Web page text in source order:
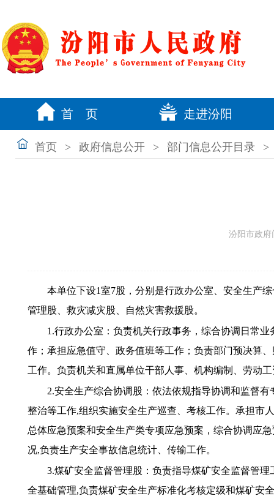
首 页 走进汾阳
首页 > 政府信息公开 > 部门信息公开目录 >
汾阳市政
本单位下设1室7股，分别是行政办公室、安全生产
管理股、救灾减灾股、自然灾害救援股。
1.行政办公室：负责机关行政事务，综合协调日常
作；承担应急值守、政务值班等工作；负责部门预决算
工作。负责机关和直属单位干部人事、机构编制、劳动
2.安全生产综合协调股：依法依规指导协调和监督
整治等工作,组织实施安全生产巡查、考核工作。承担市
总体应急预案和安全生产类专项应急预案，综合协调应
况,负责生产安全事故信息统计、传输工作。
3.煤矿安全监督管理股：负责指导煤矿安全监督管
全基础管理,负责煤矿安全生产标准化考核定级和煤矿安